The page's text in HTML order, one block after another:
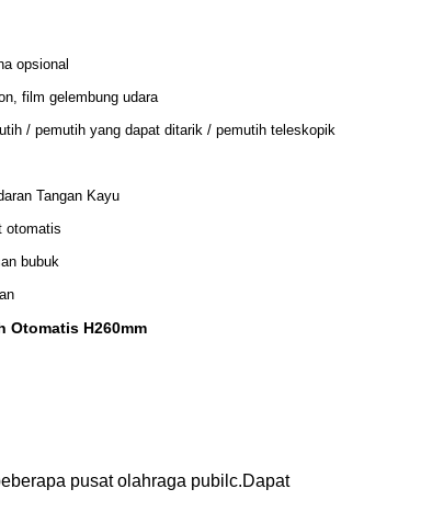
opsional
film gelembung udara
/ pemutih yang dapat ditarik / pemutih teleskopik
Tangan Kayu
otomatis
bubuk
Otomatis H260mm
pusat olahraga pubilc.Dapat